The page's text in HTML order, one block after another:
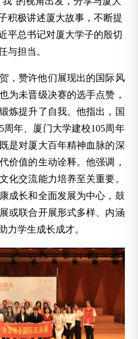
积极讲述厦大故事，不断提
平总书记对厦大学子的殷切
与担当。
，赞许他们展现出的国际风
为未晋级决赛的选手点赞，
炼提升了自我。他指出，国
周年、厦门大学建校105周年
是对厦大百年精神血脉的深
价值的生动诠释。他强调，
化交流能力培养至关重要。
成长和全面发展为中心，鼓
或联合开展形式多样、内涵
力学生成长成才。